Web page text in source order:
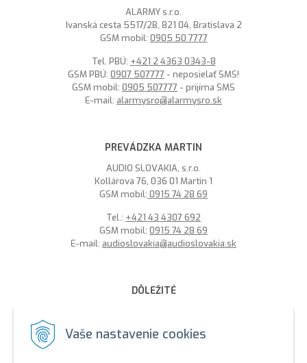
Vaše nastavenie cookies
ALARMY s.r.o.
Ivanská cesta 5517/2B, 821 04, Bratislava 2
GSM mobil: 0905 50 7777
Tel. PBÚ: +421 2 4363 0343-8
GSM PBÚ: 0907 507777 - neposielať SMS!
GSM mobil: 0905 507777 - prijíma SMS
E-mail: alarmysro@alarmysro.sk
PREVÁDZKA MARTIN
AUDIO SLOVAKIA, s.r.o.
Kollárova 76, 036 01 Martin 1
GSM mobil: 0915 74 28 69
Tel.: +421 43 4307 692
GSM mobil: 0915 74 28 69
E-mail: audioslovakia@audioslovakia.sk
DÔLEŽITÉ
Sme členmi spoločenstva SEWA, zabezpečujeme likvidáciu